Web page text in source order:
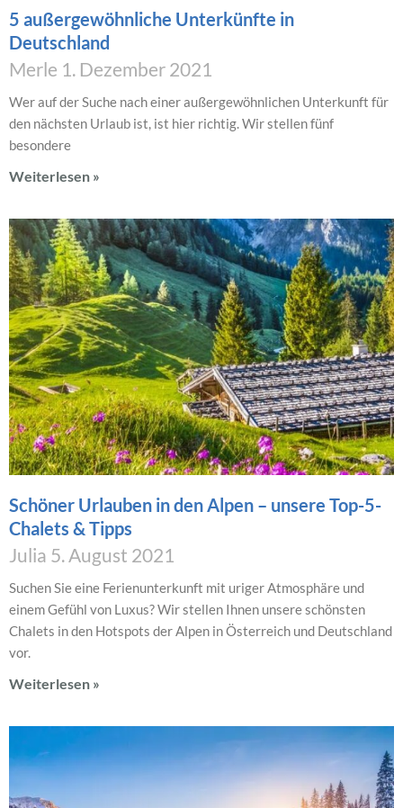
5 außergewöhnliche Unterkünfte in
Deutschland
Merle 1. Dezember 2021
Wer auf der Suche nach einer außergewöhnlichen Unterkunft für
den nächsten Urlaub ist, ist hier richtig. Wir stellen fünf
besondere
Weiterlesen »
Schöner Urlauben in den Alpen – unsere Top-5-
Chalets & Tipps
Julia 5. August 2021
Suchen Sie eine Ferienunterkunft mit uriger Atmosphäre und
einem Gefühl von Luxus? Wir stellen Ihnen unsere schönsten
Chalets in den Hotspots der Alpen in Österreich und Deutschland
vor.
Weiterlesen »